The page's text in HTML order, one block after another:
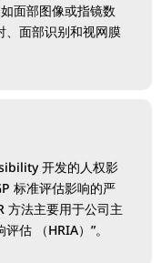
面部图像或指镜数
、面部识别和视网膜
开发的人权影
标准评估影响的严
方法主要用于公司主
估 （HRIA）”。